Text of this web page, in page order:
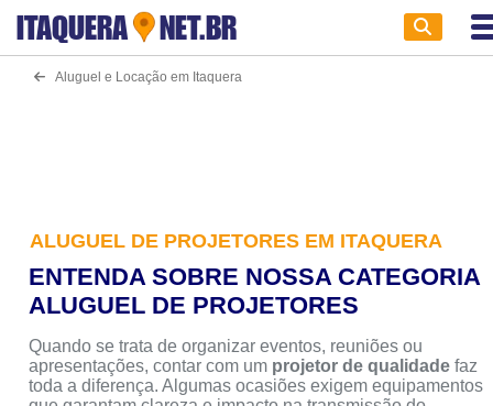
ITAQUERA NET.BR
Aluguel e Locação em Itaquera
ALUGUEL DE PROJETORES EM ITAQUERA
ENTENDA SOBRE NOSSA CATEGORIA
ALUGUEL DE PROJETORES
Quando se trata de organizar eventos, reuniões ou
apresentações, contar com um projetor de qualidade faz
toda a diferença. Algumas ocasiões exigem equipamentos